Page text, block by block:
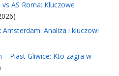
AS Roma: Kluczowe
Amsterdam: Analiza i kluczowi
– Piast Gliwice: Kto zagra w